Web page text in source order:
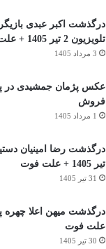
درگذشت اکبر عبدی
تلویزیون 2 تیر 1405 + علت فوت
3 مرداد 1405
عکس پژمان جمشیدی در
فروش
1 مرداد 1405
تیر 1405 + علت فوت
31 تیر 1405
درگذشت میهن اعلا چهره
علت فوت
30 تیر 1405